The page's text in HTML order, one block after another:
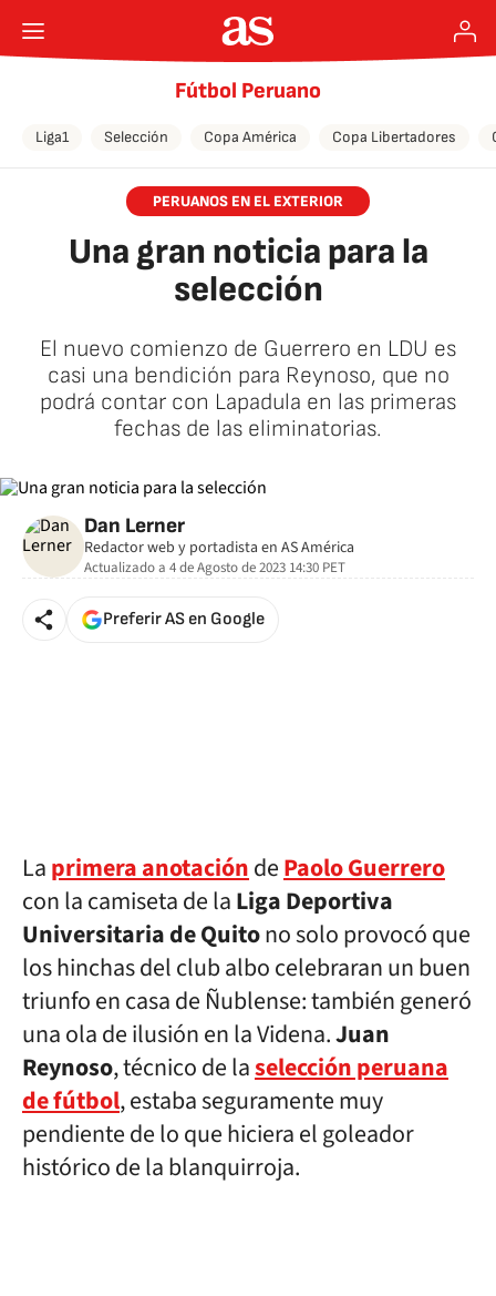
Fútbol Peruano
Liga1 Selección Copa América Copa Libertadores
PERUANOS EN EL EXTERIOR
Una gran noticia para la
selección
El nuevo comienzo de Guerrero en LDU es
casi una bendición para Reynoso, que no
podrá contar con Lapadula en las primeras
fechas de las eliminatorias.
Dan Lerner
Redactor web y portadista en AS América
Actualizado a 4 de Agosto de 2023 14:30 PET
Preferir AS en Google
Laprimera anotacióndePaolo Guerrero
con la camiseta de laLiga Deportiva
Universitaria de Quitono solo provocó que
los hinchas del club albo celebraran un buen
triunfo en casa de Ñublense: también generó
una ola de ilusión en la Videna.Juan
Reynoso, técnico de laselección peruana
de fútbol, estaba seguramente muy
pendiente de lo que hiciera el goleador
histórico de la blanquirroja.